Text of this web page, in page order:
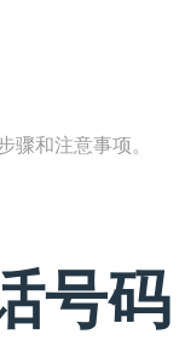
和注意事项。
号码